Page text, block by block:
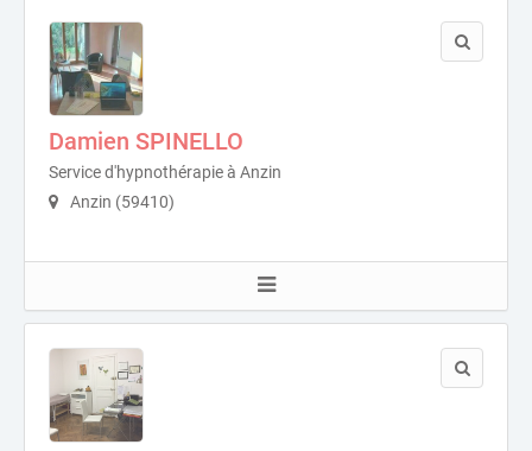
Damien SPINELLO
Service d'hypnothérapie à Anzin
Anzin (59410)